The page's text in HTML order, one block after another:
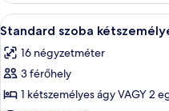
A
következő
szoba
összes
képének
8
Standard szoba
16 négyzetméter
3 férőhely
1 kétszemélyes ágy VAGY 2